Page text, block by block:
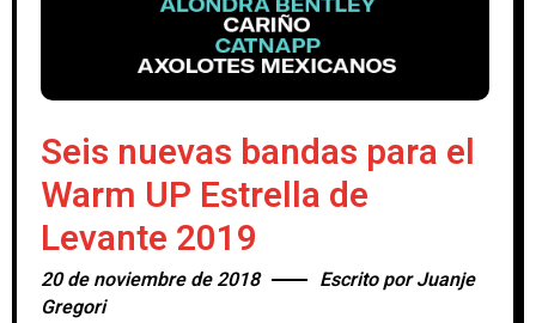
Seis nuevas bandas para el
Warm UP Estrella de
Levante 2019
20 de noviembre de 2018 Escrito porJuanje
Gregori